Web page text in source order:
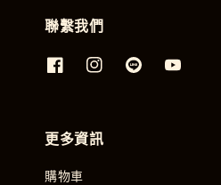
聯繫我們
更多資訊
購物車